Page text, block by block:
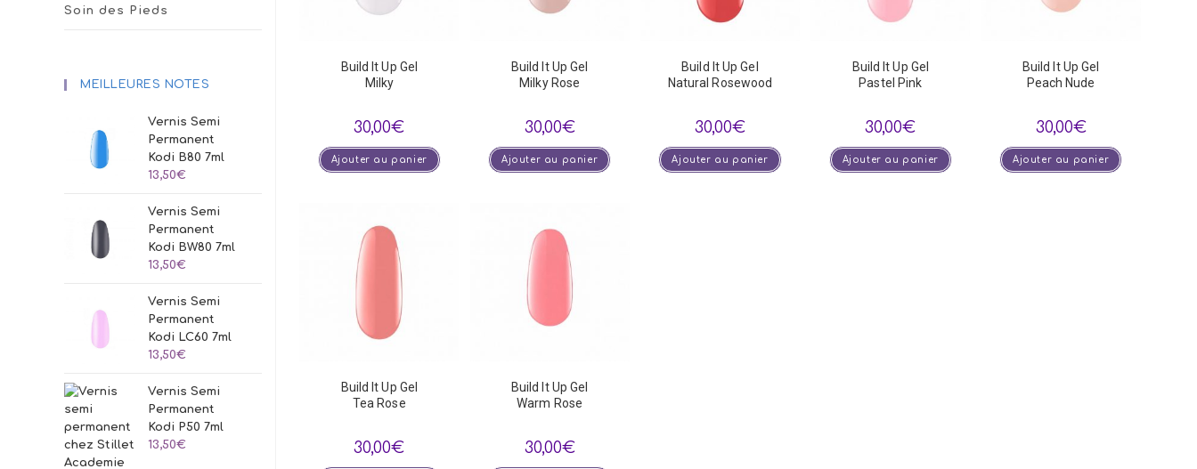
Build It Up Gel
Milky
30,00€
Ajouter au panier
Build It Up Gel
Milky Rose
30,00€
Ajouter au panier
Build It Up Gel
Natural Rosewood
30,00€
Ajouter au panier
Build It Up Gel
Pastel Pink
30,00€
Ajouter au panier
Build It Up Gel
Peach Nude
30,00€
Ajouter au panier
Build It Up Gel
Tea Rose
30,00€
Build It Up Gel
Warm Rose
30,00€
Soin des Pieds
MEILLEURES NOTES
Vernis Semi
Permanent
Kodi B80 7ml
13,50€
Vernis Semi
Permanent
Kodi BW80 7ml
13,50€
Vernis Semi
Permanent
Kodi LC60 7ml
13,50€
Vernis Semi
Permanent
Kodi P50 7ml
13,50€